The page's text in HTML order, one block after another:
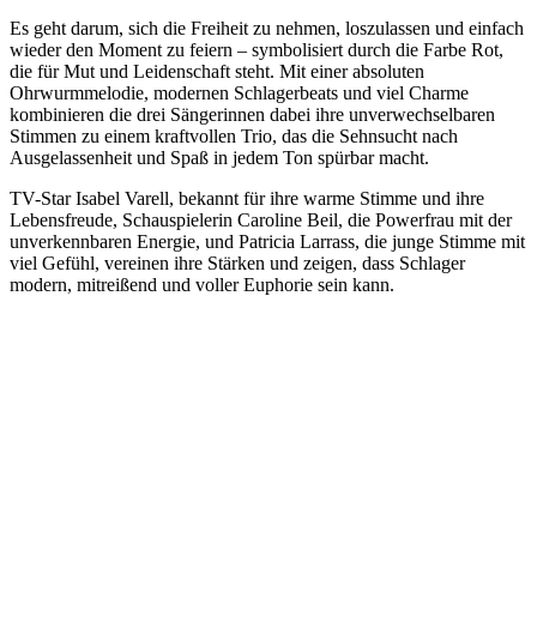
Es geht darum, sich die Freiheit zu nehmen, loszulassen und einfach
wieder den Moment zu feiern – symbolisiert durch die Farbe Rot,
die für Mut und Leidenschaft steht. Mit einer absoluten
Ohrwurmmelodie, modernen Schlagerbeats und viel Charme
kombinieren die drei Sängerinnen dabei ihre unverwechselbaren
Stimmen zu einem kraftvollen Trio, das die Sehnsucht nach
Ausgelassenheit und Spaß in jedem Ton spürbar macht.
TV-Star Isabel Varell, bekannt für ihre warme Stimme und ihre
Lebensfreude, Schauspielerin Caroline Beil, die Powerfrau mit der
unverkennbaren Energie, und Patricia Larrass, die junge Stimme mit
viel Gefühl, vereinen ihre Stärken und zeigen, dass Schlager
modern, mitreißend und voller Euphorie sein kann.